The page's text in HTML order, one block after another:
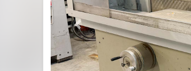
Previous